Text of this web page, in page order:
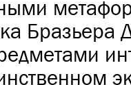
Бразьера